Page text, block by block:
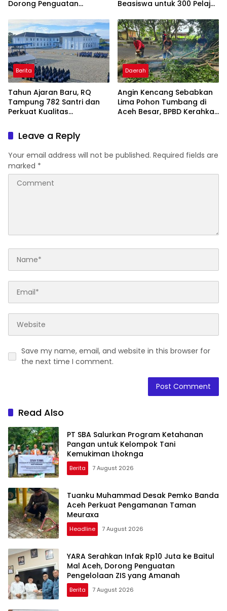
Dorong Penguatan
Amanah
Beasiswa untuk 300 Pelajar
Berita
Tahun Ajaran Baru, RQ
Tampung 782 Santri dan
Perkuat Kualitas
Daerah
Angin Kencang Sebabkan
Lima Pohon Tumbang di
Aceh Besar, BPBD Kerahkan
Leave a Reply
Your email address will not be published. Required fields are
marked *
Save my name, email, and website in this browser for
the next time I comment.
Read Also
PT SBA Salurkan Program Ketahanan
Pangan untuk Kelompok Tani
Kemukiman Lhoknga
Berita 7 August 2026
Tuanku Muhammad Desak Pemko Banda
Aceh Perkuat Pengamanan Taman
Meuraxa
Headline 7 August 2026
YARA Serahkan Infak Rp10 Juta ke Baitul
Mal Aceh, Dorong Penguatan
Pengelolaan ZIS yang Amanah
Berita 7 August 2026